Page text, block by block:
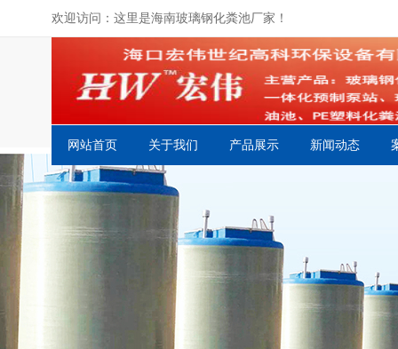
欢迎访问：这里是海南玻璃钢化粪池厂家！
网站首页 关于我们 产品展示 新闻动态